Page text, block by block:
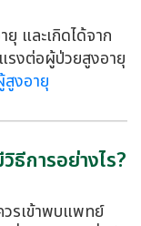
และเกิดได้จาก
รงต่อผู้ป่วยสูงอายุ
สูงอายุ
การอย่างไร?
วรเข้าพบแพทย์